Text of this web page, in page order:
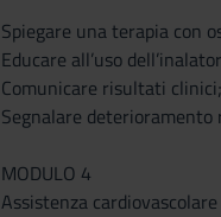
Spiegare una terapia con
Educare all’uso
Comunicare risultati clinici;
Segnalare deterioramento
MODULO 4
Assistenza